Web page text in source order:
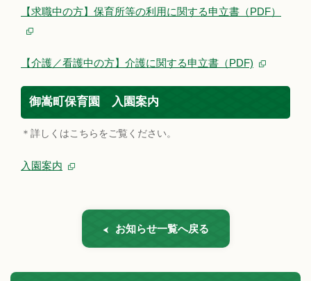
【求職中の方】保育所等の利用に関する申立書（PDF）
【介護／看護中の方】介護に関する申立書（PDF)
御嵩町保育園 入園案内
＊詳しくはこちらをご覧ください。
入園案内
お知らせ一覧へ戻る